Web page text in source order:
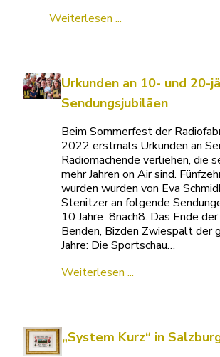
Weiterlesen ...
Urkunden an 10- und 20-
Sendungsjubiläen
Beim Sommerfest der
2022 erstmals Urkunden an
Radiomachende verliehen, die
mehr Jahren on Air sind.
wurden wurden von Eva
Stenitzer an folgende
10 Jahre 8nach8. Das Ende
Benden, Bizden Zwiespalt der
Jahre: Die Sportschau…
Weiterlesen ...
„System Kurz“ in